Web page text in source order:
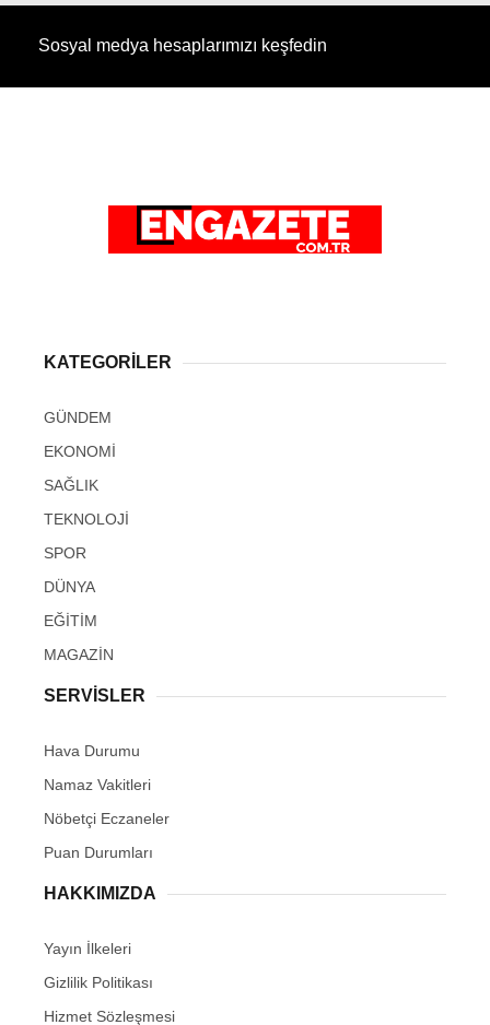
Sosyal medya hesaplarımızı keşfedin
KATEGORİLER
GÜNDEM
EKONOMİ
SAĞLIK
TEKNOLOJİ
SPOR
DÜNYA
EĞİTİM
MAGAZİN
SERVİSLER
Hava Durumu
Namaz Vakitleri
Nöbetçi Eczaneler
Puan Durumları
HAKKIMIZDA
Yayın İlkeleri
Gizlilik Politikası
Hizmet Sözleşmesi